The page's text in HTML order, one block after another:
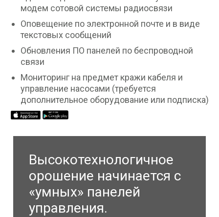
модем сотовой системы радиосвязи
Оповещение по электронной почте и в виде
текстовых сообщений
Обновления ПО панелей по беспроводной
связи
Мониторинг на предмет кражи кабеля и
управление насосами (требуется
дополнительное оборудование или подписка)
Высокотехнологичное
орошение начинается с
«умных» панелей
управления.